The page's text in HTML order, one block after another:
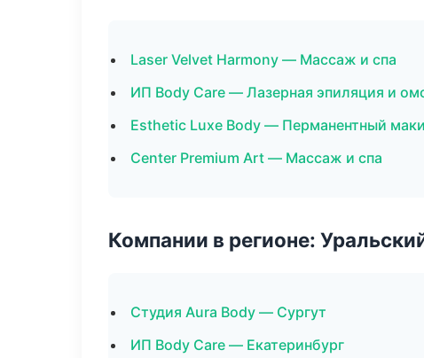
Laser Velvet Harmony — Массаж и спа
ИП Body Care — Лазерная эпиляция и
Esthetic Luxe Body — Перманентный
Center Premium Art — Массаж и спа
Компании в регионе:
Студия Aura Body — Сургут
ИП Body Care — Екатеринбург